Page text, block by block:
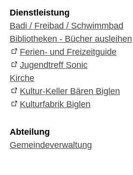
Dienstleistung
Badi / Freibad / Schwimmbad
Bibliotheken - Bücher ausleihen
Ferien- und Freizeitguide
Jugendtreff Sonic
Kirche
Kultur-Keller Bären Biglen
Kulturfabrik Biglen
Abteilung
Gemeindeverwaltung